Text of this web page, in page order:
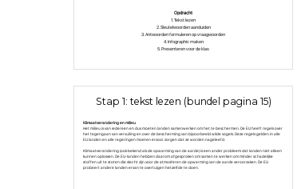
Opdracht
1. Tekst lezen
2. Sleutelwoorden aanduiden
3. Antwoorden formuleren op vraagwoorden
4. Infographic maken
5. Presenteren voor de klas
Stap 1: tekst lezen (bundel pagina 15)
Klimaatverandering en milieu
Het milieu is van iedereen en dus moeten landen samenwerken om het te beschermen. De EU heeft regels over
het tegengaan van vervuiling en over de bescherming van bijvoorbeeld wilde vogels. Deze regels gelden in alle
EU landen en alle regeringen moeten ervoor zorgen dat ze worden nageleefd.
Klimaatverandering (ook bekend als de opwarming van de aarde) is een ander probleem dat landen niet alleen
kunnen oplossen. De EU-landen hebben daarom afgesproken om samen te werken om minder schadelijke
stoffen uit te stoten die slecht zijn voor de atmosferen de opwarming van de aarde veroorzaken. De EU
probeert andere landen ervan te overtuigen hetzelfde te doen.